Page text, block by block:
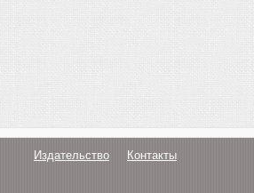
Издательство Контакты